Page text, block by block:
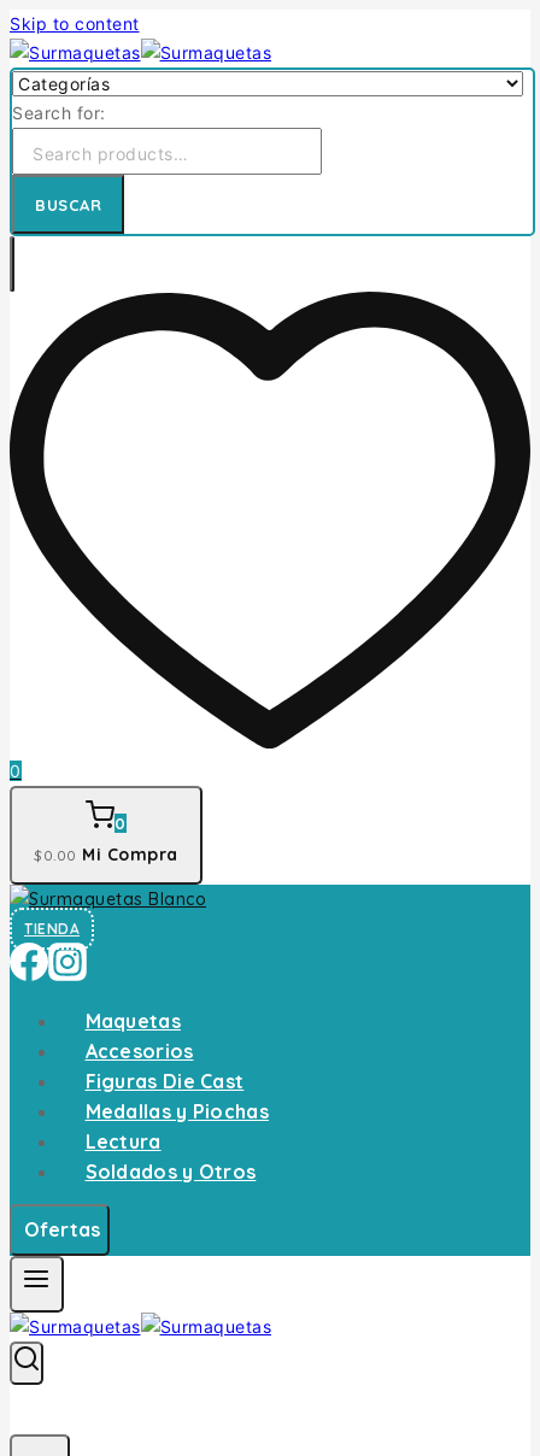
Skip to content
Search for:
BUSCAR
0
0
$0 .00 Mi Compra
TIENDA
Maquetas
Accesorios
Figuras Die Cast
Medallas y Piochas
Lectura
Soldados y Otros
Ofertas